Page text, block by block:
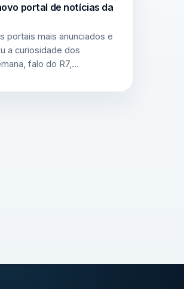
portal de notícias da
portais mais anunciados e
a curiosidade dos
falo do R7,…